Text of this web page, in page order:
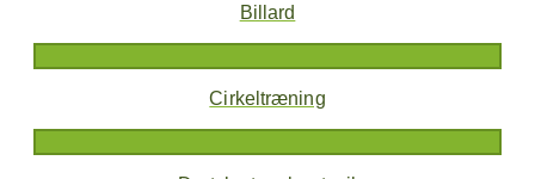
Billard
Cirkeltræning